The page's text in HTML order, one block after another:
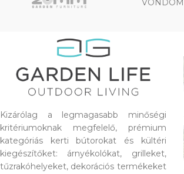
VONDOM
Kizárólag a legmagasabb minőségi
kritériumoknak megfelelő, prémium
kategóriás kerti bútorokat és kültéri
kiegészítőket: árnyékolókat, grilleket,
tűzrakóhelyeket, dekorációs termékeket